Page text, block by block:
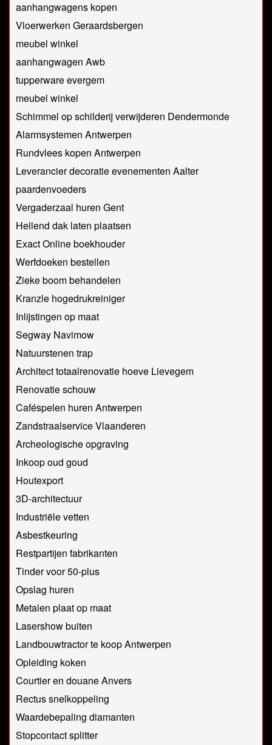
aanhangwagens kopen
Vloerwerken Geraardsbergen
meubel winkel
aanhangwagen Awb
tupperware evergem
meubel winkel
Schimmel op schilderij verwijderen Dendermonde
Alarmsystemen Antwerpen
Rundvlees kopen Antwerpen
Leverancier decoratie evenementen Aalter
paardenvoeders
Vergaderzaal huren Gent
Hellend dak laten plaatsen
Exact Online boekhouder
Werfdoeken bestellen
Zieke boom behandelen
Kranzle hogedrukreiniger
Inlijstingen op maat
Segway Navimow
Natuurstenen trap
Architect totaalrenovatie hoeve Lievegem
Renovatie schouw
Caféspelen huren Antwerpen
Zandstraalservice Vlaanderen
Archeologische opgraving
Inkoop oud goud
Houtexport
3D-architectuur
Industriële vetten
Asbestkeuring
Restpartijen fabrikanten
Tinder voor 50-plus
Opslag huren
Metalen plaat op maat
Lasershow buiten
Landbouwtractor te koop Antwerpen
Opleiding koken
Courtier en douane Anvers
Rectus snelkoppeling
Waardebepaling diamanten
Stopcontact splitter